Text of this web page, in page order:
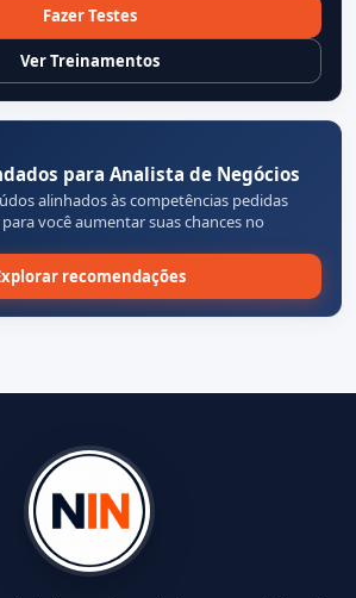
Fazer Testes
Ver Treinamentos
para Analista de Negócios
alinhados às competências pedidas
você aumentar suas chances no
recomendações